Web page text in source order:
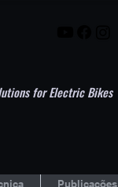
for Electric Bikes
Publicações